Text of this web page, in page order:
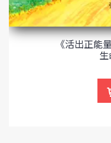
《活出正
生